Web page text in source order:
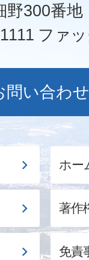
野300番
ファ
問い合わせ
ホー
著作
免責